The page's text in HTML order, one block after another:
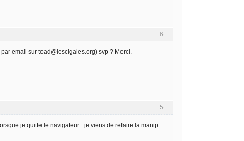
6
email sur toad@lescigales.org) svp ? Merci.
5
je quitte le navigateur : je viens de refaire la manip